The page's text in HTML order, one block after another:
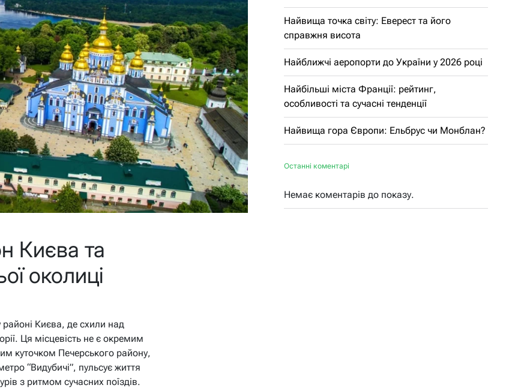
Києва та
околиці
Києва, де схили над
Ця місцевість не є окремим
куточком Печерського району,
“Видубичі”, пульсує життя
з ритмом сучасних поїздів.
Найвища точка світу: Еверест та його
справжня висота
Найближчі аеропорти до України у 2026 році
Найбільші міста Франції: рейтинг,
особливості та сучасні тенденції
Найвища гора Європи: Ельбрус чи Монблан?
Останні коментарі
Немає коментарів до показу.